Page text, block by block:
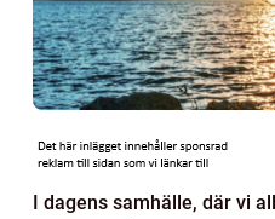
I dagens samhälle, där vi